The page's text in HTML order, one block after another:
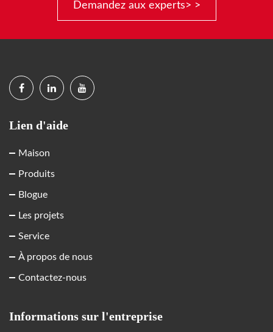
Demandez aux experts> >
Lien d'aide
Maison
Produits
Blogue
Les projets
Service
À propos de nous
Contactez-nous
Informations sur l'entreprise